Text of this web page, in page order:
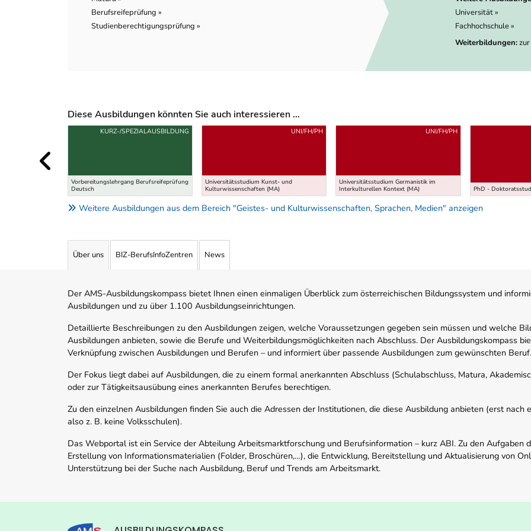
Berufsreifeprüfung »
Studienberechtigungsprüfung »
Universität »
Fachhochschule »
Weiterbildungen:
Diese Ausbildungen könnten Sie auch interessieren ...
Uber weitere Ausbildungsvorschläge
Vorbereitungslehrgang Berufsreifeprüfung
Deutsch
KURZ-/SPEZIALAUSBILDUNG
Universitätsstudium Kunst- und
Kulturwissenschaften (MA)
UNI/FH/PH
Universitätsstudium Germanistik im
Interkulturellen Kontext (MA)
UNI/FH/PH
PhD -
Weitere Ausbildungen aus dem Bereich "Geistes- und Kulturwissenschaften, Sprachen, Medien" anzeigen
Über uns BIZ-BerufsInfoZentren News
Der AMS-Ausbildungskompass bietet Ihnen einen einmaligen Überblick zum österreichischen Bildungssystem und
Ausbildungen und zu über 1.100 Ausbildungseinrichtungen.
Detaillierte Beschreibungen zu den Ausbildungen zeigen, welche Voraussetzungen gegeben sein müssen und welche
Ausbildungen anbieten, sowie die Berufe und Weiterbildungsmöglichkeiten nach Abschluss. Der Ausbildungskompass
Verknüpfung zwischen Ausbildungen und Berufen – und informiert über passende Ausbildungen zum gewünschten Beruf.
Der Fokus liegt dabei auf Ausbildungen, die zu einem formal anerkannten Abschluss (Schulabschluss, Matura,
oder zur Tätigkeitsausübung eines anerkannten Berufes berechtigen.
Zu den einzelnen Ausbildungen finden Sie auch die Adressen der Institutionen, die diese Ausbildung anbieten (erst nach
also z. B. keine Volksschulen).
Das Webportal ist ein Service der Abteilung Arbeitsmarktforschung und Berufsinformation – kurz ABI. Zu den Aufgaben
Erstellung von Informationsmaterialien (Folder, Broschüren,…), die Entwicklung, Bereitstellung und Aktualisierung von
Unterstützung bei der Suche nach Ausbildung, Beruf und Trends am Arbeitsmarkt.